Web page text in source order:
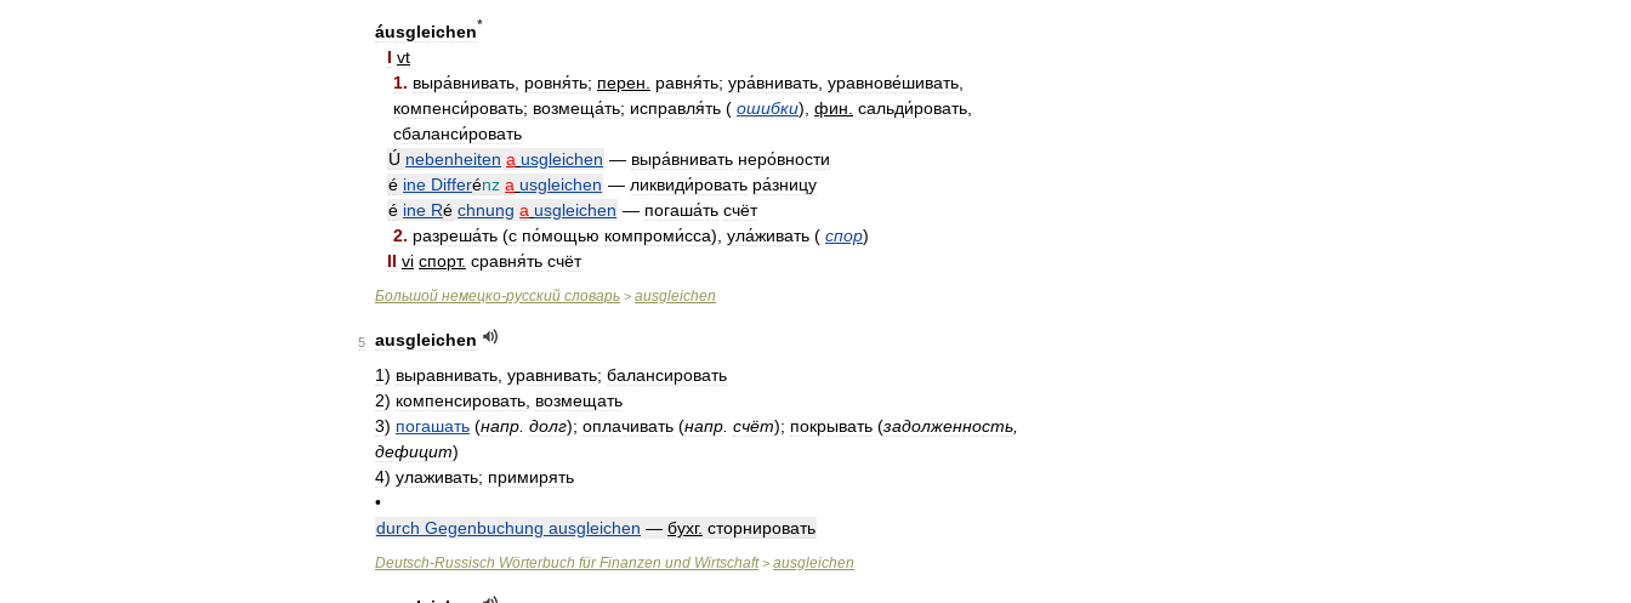
áusgleichen*
I vt
1. выра́внивать ровня́ть; перен равня́ть; ура́внивать уравнове́шивать
компенси́ровать; возмеща́ть; исправля́ть ( ошибки), фин сальди́ровать
сбаланси́ровать
Ú nebenheiten a usgleichen — выра́внивать неро́вности
é ine Differénz a usgleichen — ликвиди́ровать ра́зницу
é ine Ré chnung a usgleichen — погаша́ть счёт
2. разреша́ть (с по́мощью компроми́сса), ула́живать ( спор)
II vi спорт. сравня́ть счёт
Большой немецко-русский словарь > ausgleichen
5
ausgleichen
1) выравнивать уравнивать; балансировать
2) компенсировать возмещать
3) погашать (напр долг); оплачивать (напр счёт); покрывать (задолженность
дефицит)
4) улаживать; примирять
•
durch Gegenbuchung ausgleichen — бухг. сторнировать
Deutsch-Russisch Wörterbuch für Finanzen und Wirtschaft> ausgleichen